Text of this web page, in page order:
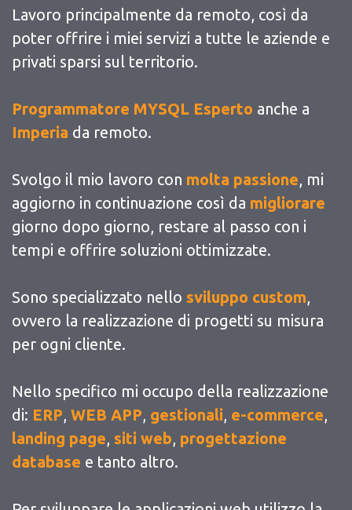
Lavoro principalmente da remoto, così da
poter offrire i miei servizi a tutte le aziende e
privati sparsi sul territorio.
Programmatore MYSQL Esperto anche a
Imperia da remoto.
Svolgo il mio lavoro con molta passione, mi
aggiorno in continuazione così da migliorare
giorno dopo giorno, restare al passo con i
tempi e offrire soluzioni ottimizzate.
Sono specializzato nello sviluppo custom,
ovvero la realizzazione di progetti su misura
per ogni cliente.
Nello specifico mi occupo della realizzazione
di: ERP, WEB APP, gestionali, e-commerce,
landing page, siti web, progettazione
database e tanto altro.